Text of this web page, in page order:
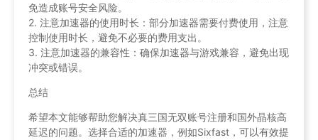
免造成账号安全风险。
2. 注意加速器的使用时长：部分加速器需要付费使用，注意
控制使用时长，避免不必要的费用支出。
3. 注意加速器的兼容性：确保加速器与游戏兼容，避免出现
冲突或错误。
总结
希望本文能够帮助您解决真三国无双账号注册和国外晶核高
延迟的问题。选择合适的加速器，例如Sixfast，可以有效提